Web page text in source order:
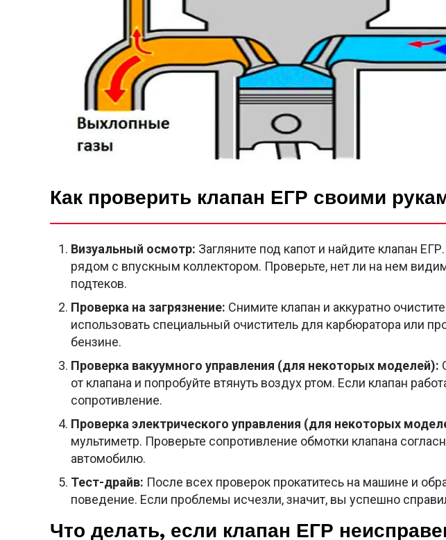
Как проверить клапан ЕГР своими
Визуальный осмотр: Загляните под капот и найдите клапан
рядом с впускным коллектором. Проверьте, нет ли на нем
подтеков.
Проверка на загрязнение: Снимите клапан и аккуратно
использовать специальный очиститель для карбюратора или
бензине.
Проверка вакуумного управления (для некоторых моделей):
от клапана и попробуйте втянуть воздух ртом. Если клапан
сопротивление.
Проверка электрического управления (для некоторых
мультиметр. Проверьте сопротивление обмотки клапана
автомобилю.
Тест-драйв: После всех проверок прокатитесь на машине и
поведение. Если проблемы исчезли, значит, вы успешно
Что делать, если клапан ЕГР